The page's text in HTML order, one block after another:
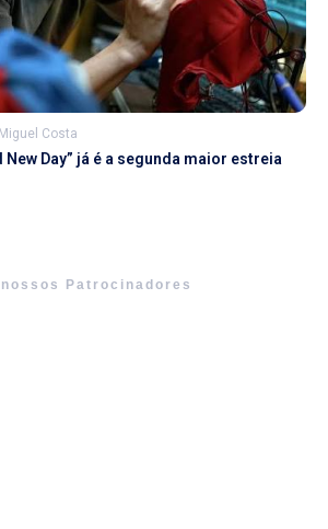
Miguel Costa
New Day” já é a segunda maior estreia
Patrocinadores